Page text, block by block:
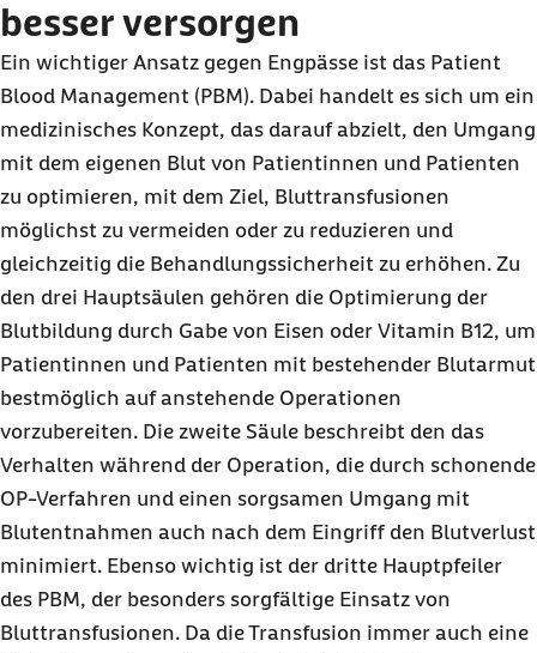
besser versorgen
Ein wichtiger Ansatz gegen Engpässe ist das Patient
Blood Management (PBM). Dabei handelt es sich um ein
medizinisches Konzept, das darauf abzielt, den Umgang
mit dem eigenen Blut von Patientinnen und Patienten
zu optimieren, mit dem Ziel, Bluttransfusionen
möglichst zu vermeiden oder zu reduzieren und
gleichzeitig die Behandlungssicherheit zu erhöhen. Zu
den drei Hauptsäulen gehören die Optimierung der
Blutbildung durch Gabe von Eisen oder Vitamin B12, um
Patientinnen und Patienten mit bestehender Blutarmut
bestmöglich auf anstehende Operationen
vorzubereiten. Die zweite Säule beschreibt den das
Verhalten während der Operation, die durch schonende
OP-Verfahren und einen sorgsamen Umgang mit
Blutentnahmen auch nach dem Eingriff den Blutverlust
minimiert. Ebenso wichtig ist der dritte Hauptpfeiler
des PBM, der besonders sorgfältige Einsatz von
Bluttransfusionen. Da die Transfusion immer auch eine